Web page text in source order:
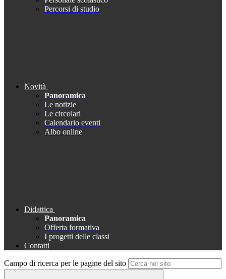
Percorsi di studio
Novità
Panoramica
Le notizie
Le circolari
Calendario eventi
Albo online
Didattica
Panoramica
Offerta formativa
I progetti delle classi
Contatti
Campo di ricerca per le pagine del sito